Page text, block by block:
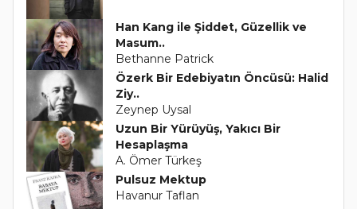
Han Kang ile Şiddet, Güzellik ve
Masum..
Bethanne Patrick
Özerk Bir Edebiyatın Öncüsü: Halid
Ziy..
Zeynep Uysal
Uzun Bir Yürüyüş, Yakıcı Bir
Hesaplaşma
A. Ömer Türkeş
Pulsuz Mektup
Havanur Taflan